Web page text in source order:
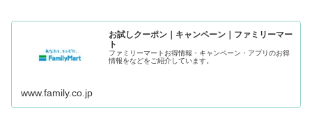
お試しクーポン｜キャンペーン｜ファミリーマー
ト
ファミリーマートお得情報・キャンペーン・アプリのお得
情報をなどをご紹介しています。
www.family.co.jp